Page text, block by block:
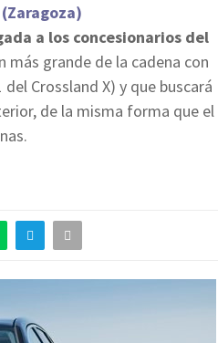
a los concesionarios del
más grande de la cadena con
Crossland X) y que buscará
de la misma forma que el